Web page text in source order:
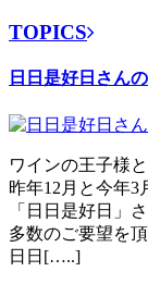
TOPICS
日日是好日さん
ワインの王子様
昨年12月と今年3
「日日是好日」
多数のご要望を
日日[…..]